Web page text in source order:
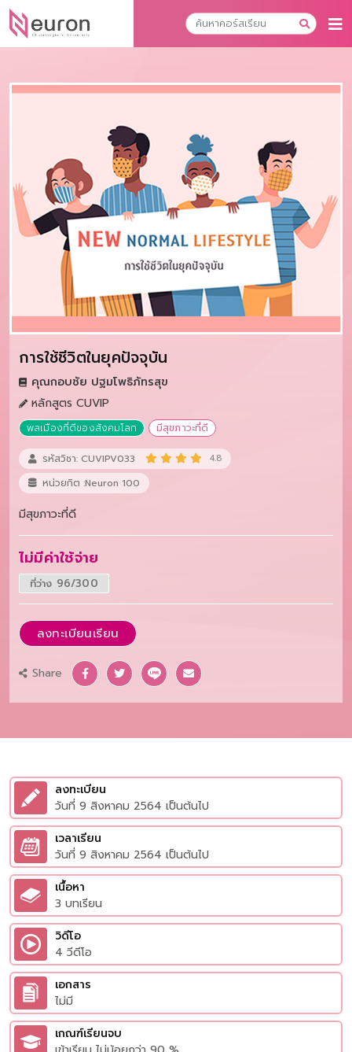
การใช้ชีวิตในยุคปัจจุบัน
คุณกอบชัย ปฐมโพธิภัทรสุข
หลักสูตร CUVIP
พลเมืองที่ดีของสังคมโลก มีสุขภาวะที่ดี
รหัสวิชา: CUVIPV033 4.8
หน่วยกิต :Neuron 100
มีสุขภาวะที่ดี
ไม่มีค่าใช้จ่าย
ที่ว่าง 96/300
ลงทะเบียนเรียน
Share
ลงทะเบียน
วันที่ 9 สิงหาคม 2564 เป็นต้นไป
เวลาเรียน
วันที่ 9 สิงหาคม 2564 เป็นต้นไป
เนื้อหา
3 บทเรียน
วิดีโอ
4 วีดีโอ
เอกสาร
ไม่มี
เกณฑ์เรียนจบ